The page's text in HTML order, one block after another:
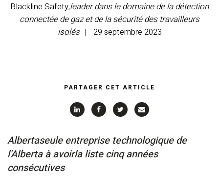
Blackline Safety,leader dans le domaine de la détection
connectée de gaz et de la sécurité des travailleurs
isolés
29 septembre 2023
PARTAGER CET ARTICLE
Albertaseule entreprise technologique de
l'Alberta à avoirla liste cinqannées
consécutives